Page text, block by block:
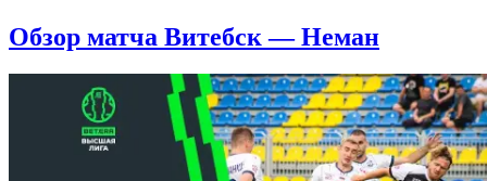
Обзор матча Витебск — Неман